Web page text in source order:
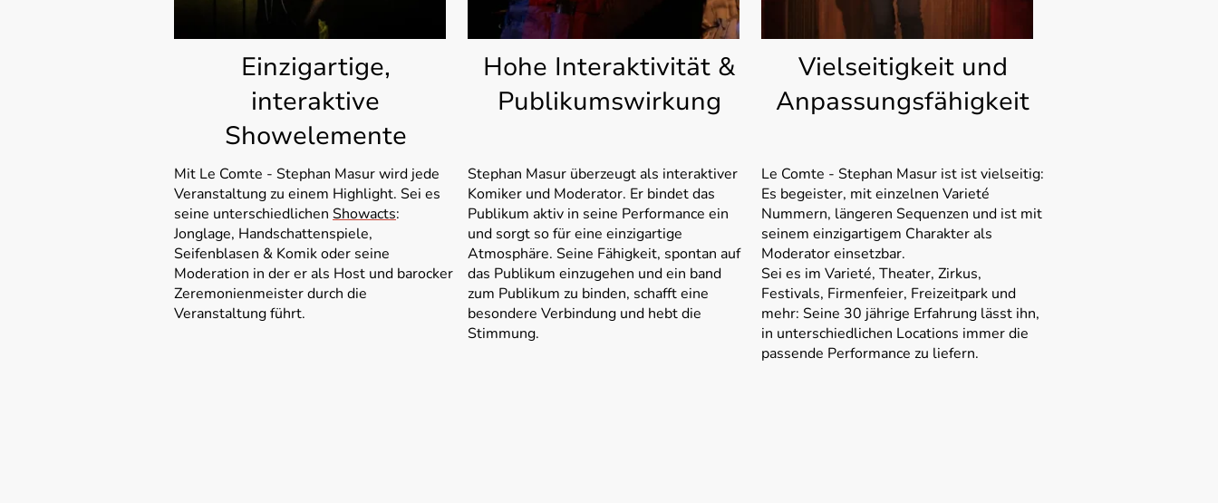
Einzigartige,
interaktive
Showelemente
Mit Le Comte - Stephan Masur wird jede
Veranstaltung zu einem Highlight. Sei es
seine unterschiedlichen Showacts:
Jonglage, Handschattenspiele,
Seifenblasen & Komik oder seine
Moderation in der er als Host und barocker
Zeremonienmeister durch die
Veranstaltung führt.
Hohe Interaktivität &
Publikumswirkung
Stephan Masur überzeugt als interaktiver
Komiker und Moderator. Er bindet das
Publikum aktiv in seine Performance ein
und sorgt so für eine einzigartige
Atmosphäre. Seine Fähigkeit, spontan auf
das Publikum einzugehen und ein band
zum Publikum zu binden, schafft eine
besondere Verbindung und hebt die
Stimmung.
Vielseitigkeit und
Anpassungsfähigkeit
Le Comte - Stephan Masur ist ist vielseitig:
Es begeister, mit einzelnen Varieté
Nummern, längeren Sequenzen und ist mit
seinem einzigartigem Charakter als
Moderator einsetzbar.
Sei es im Varieté, Theater, Zirkus,
Festivals, Firmenfeier, Freizeitpark und
mehr: Seine 30 jährige Erfahrung lässt ihn,
in unterschiedlichen Locations immer die
passende Performance zu liefern.